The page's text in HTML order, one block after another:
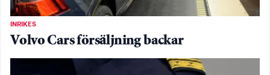
INRIKES
Volvo Cars försäljning backar